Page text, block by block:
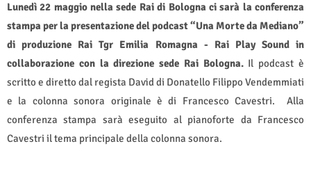
Lunedì 22 maggio nella sede Rai di Bologna ci sarà la conferenza
stampa per la presentazione del podcast “Una Morte da Mediano”
di produzione Rai Tgr Emilia Romagna - Rai Play Sound in
collaborazione con la direzione sede Rai Bologna.Il podcast è
scritto e diretto dal regista David di Donatello Filippo Vendemmiati
e la colonna sonora originale è di Francesco Cavestri.
Alla
conferenza stampa sarà eseguito al pianoforte da Francesco
Cavestri il tema principale della colonna sonora.